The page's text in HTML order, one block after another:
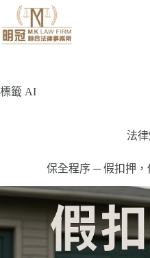
標籤 AI
法
保全程序 ─ 假扣押